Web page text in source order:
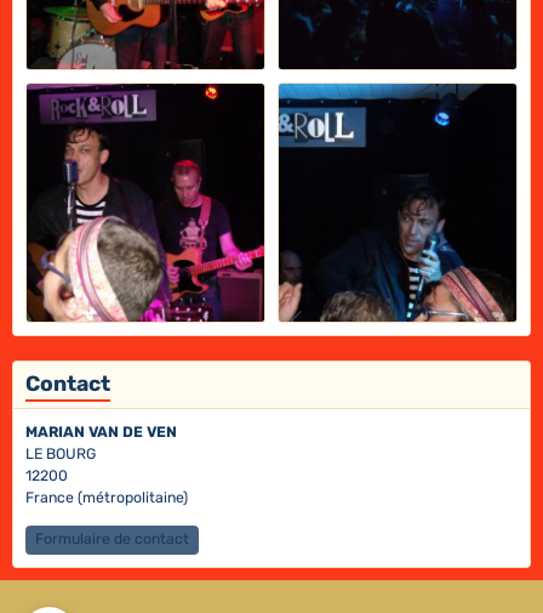
Contact
MARIAN VAN DE VEN
LE BOURG
12200
France (métropolitaine)
Formulaire de contact